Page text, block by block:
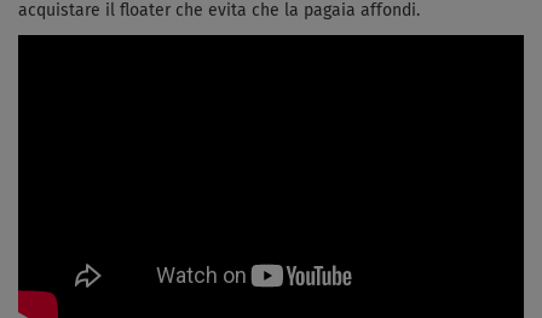
acquistare il floater che evita che la pagaia affondi.